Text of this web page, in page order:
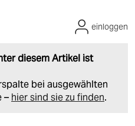
diesem Artikel ist
bei ausgewählten
– hier sind sie zu finden.
einloggen